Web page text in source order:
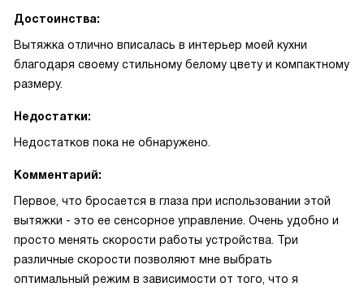
Достоинства:
Вытяжка отлично вписалась в интерьер моей кухни
благодаря своему стильному белому цвету и компактному
размеру.
Недостатки:
Недостатков пока не обнаружено.
Комментарий:
Первое, что бросается в глаза при использовании этой
вытяжки - это ее сенсорное управление. Очень удобно и
просто менять скорости работы устройства. Три
различные скорости позволяют мне выбрать
оптимальный режим в зависимости от того, что я